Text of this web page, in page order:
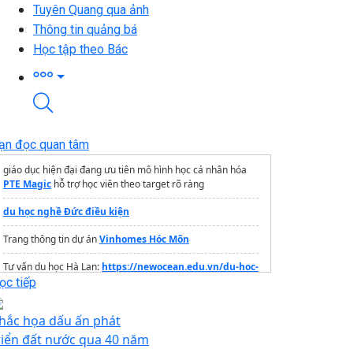
Tuyên Quang qua ảnh
Thông tin quảng bá
Học tập theo Bác
đọc quan tâm
giáo dục hiện đại đang ưu tiên mô hình học cá nhân hóa
PTE Magic hỗ trợ học viên theo target rõ ràng
du học nghề Đức điều kiện
Trang thông tin dự ánVinhomes Hóc Môn
Tư vấn du học Hà Lan: https://newocean.edu.vn/du-hoc-
ha-lan
Du học Úc không cần ielts
tiếp
họa dấu ấn phát
đất nước qua 40 năm